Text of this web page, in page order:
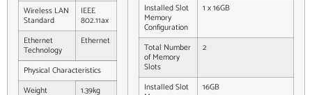
Wireless LAN
Standard
IEEE
802.11ax
Ethernet
Technology
Ethernet
Physical Characteristics
Weight
1.39kg
Installed Slot
Memory
Configuration
1 x 16GB
Total Number
of Memory
Slots
2
Installed Slot 16GB